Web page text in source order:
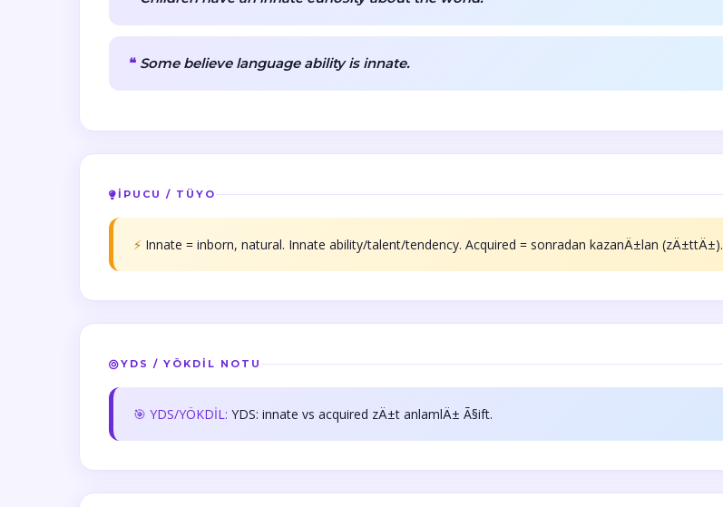
Some believe language ability is innate.
İPUCU / TÜYO
⚡ Innate = inborn, natural. Innate ability/talent/tendency. Acquired = sonradan kazanÄ±lan (zÄ±ttÄ±).
YDS / YÖKDİL NOTU
🎯 YDS/YÖKDİL: YDS: innate vs acquired zÄ±t anlamlÄ± Ã§ift.